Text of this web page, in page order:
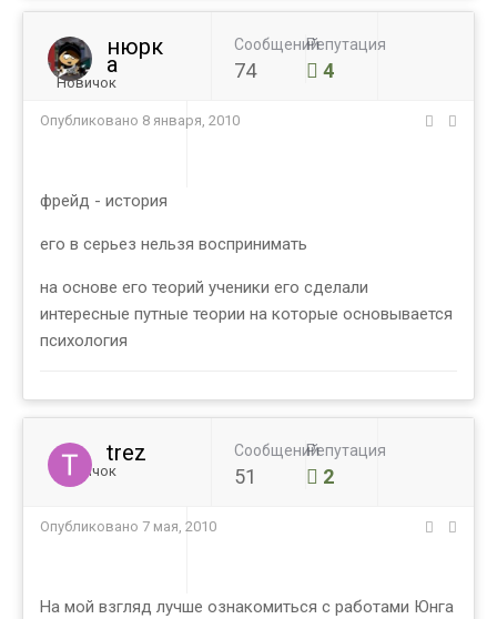
нюрк
а
Новичок
Сообщений
74
Репутация
4
Опубликовано 8 января, 2010
фрейд - история
его в серьез нельзя воспринимать
на основе его теорий ученики его сделали
интересные путные теории на которые основывается
психология
trez
Новичок
Сообщений
51
Репутация
2
Опубликовано 7 мая, 2010
На мой взгляд лучше ознакомиться с работами Юнга